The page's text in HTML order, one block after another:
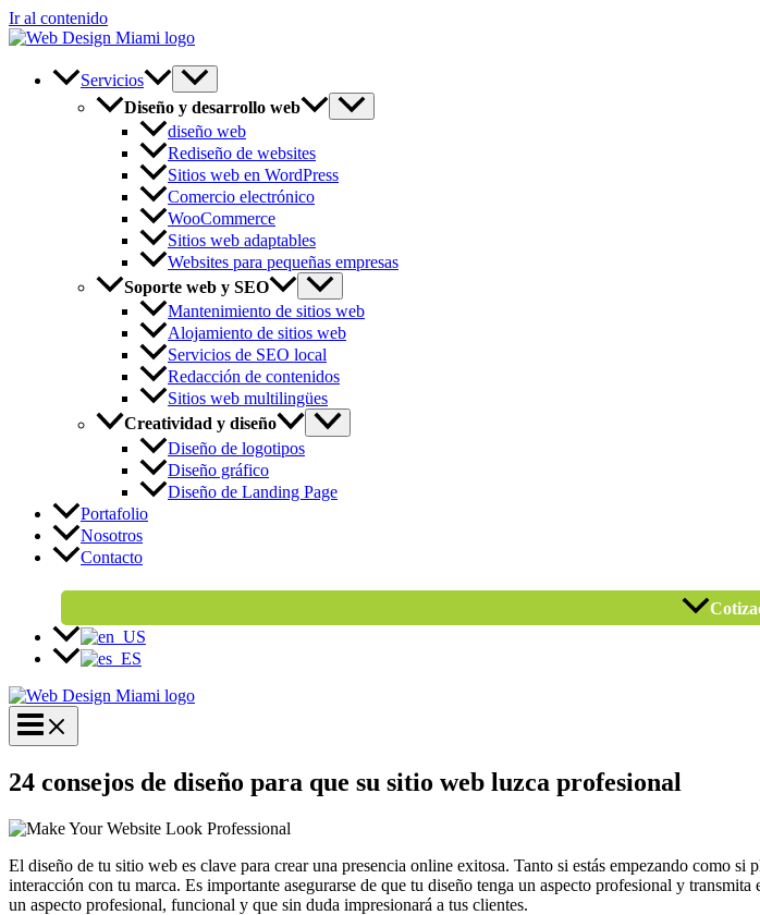
Ir al contenido
Servicios
Diseño y desarrollo web
diseño web
Rediseño de websites
Sitios web en WordPress
Comercio electrónico
WooCommerce
Sitios web adaptables
Websites para pequeñas empresas
Soporte web y SEO
Mantenimiento de sitios web
Alojamiento de sitios web
Servicios de SEO local
Redacción de contenidos
Sitios web multilingües
Creatividad y diseño
Diseño de logotipos
Diseño gráfico
Diseño de Landing Page
Portafolio
Nosotros
Contacto
24 consejos de diseño para que su sitio web luzca profesional
El diseño de tu sitio web es clave para crear una presencia online exitosa. Tanto si estás empezando como
interacción con tu marca. Es importante asegurarse de que tu diseño tenga un aspecto profesional y
un aspecto profesional, funcional y que sin duda impresionará a tus clientes.